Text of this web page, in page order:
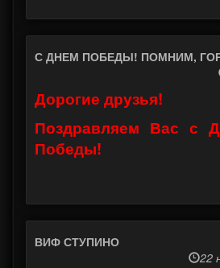
С ДНЕМ ПОБЕДЫ! ПОМНИМ,
Дорогие друзья!
Поздравляем Вас с
Победы!
ВИФ СТУПИНО
22